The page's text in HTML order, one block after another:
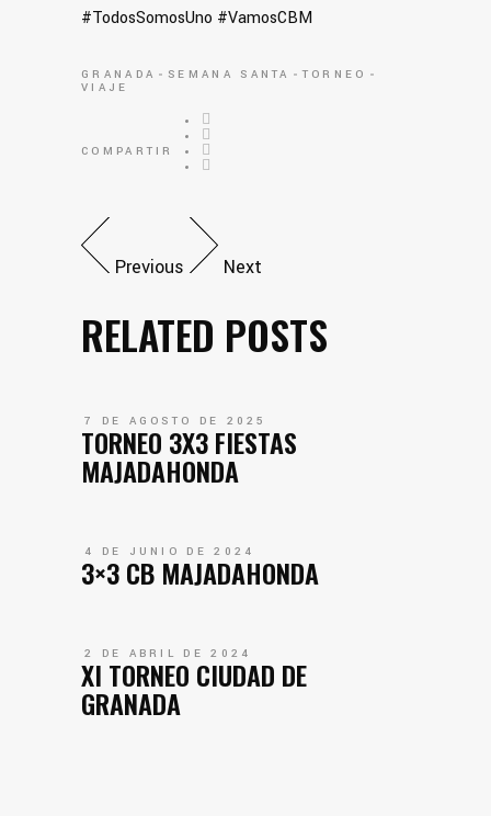
#TodosSomosUno #VamosCBM
GRANADA SEMANA SANTA
TORNEO
VIAJE
COMPARTIR
Previous Next
RELATED POSTS
7 DE AGOSTO DE 2025
TORNEO 3X3 FIESTAS
MAJADAHONDA
4 DE JUNIO DE 2024
3×3 CB MAJADAHONDA
2 DE ABRIL DE 2024
XI TORNEO CIUDAD DE
GRANADA